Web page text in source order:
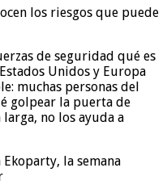
los riesgos que puede
de seguridad qué es
Unidos y Europa
muchas personas del
golpear la puerta de
no los ayuda a
la semana